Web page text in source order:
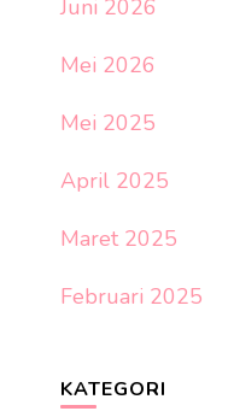
Juni 2026
Mei 2026
Mei 2025
April 2025
Maret 2025
Februari 2025
KATEGORI